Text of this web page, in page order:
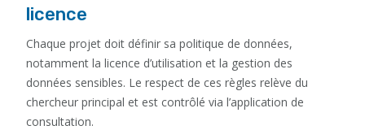
licence
Chaque projet doit définir sa politique de données,
notamment la licence d’utilisation et la gestion des
données sensibles. Le respect de ces règles relève du
chercheur principal et est contrôlé via l’application de
consultation.